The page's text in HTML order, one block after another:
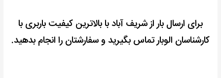
برای ارسال بار از شریف آباد با بالاترین کیفیت باربری با
کارشناسان الوبار تماس بگیرید و سفارشتان را انجام بدهید.